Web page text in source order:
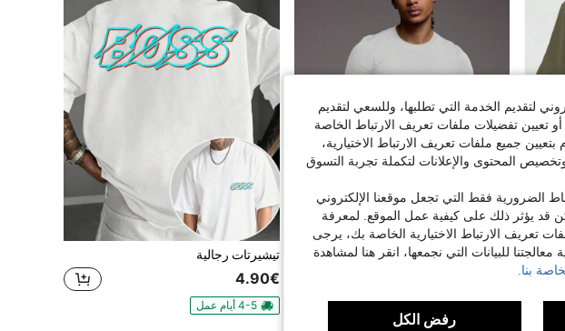
مانفينيتي هوم تي شيرت رجالي مقاس كبير كاجوال بلون موحد بأكمام قصيرة للصيف
4-5 أيام عمل
تيشيرتات رجالية
4.90€
4-5 أيام عمل
لتقديم الخدمة التي تطلبها، وللسعي لتقديم
تفضيلات ملفات تعريف الارتباط الخاصة
جميع ملفات تعريف الارتباط الاختيارية،
المحتوى والإعلانات لتكملة تجربة التسوق
الضرورية فقط التي تجعل موقعنا الإلكتروني
قد يؤثر ذلك على كيفية عمل الموقع. لمعرفة
تعريف الارتباط الاختيارية الخاصة بك، يرجى
للبيانات التي نجمعها، انقر هنا لمشاهدة
بنا.
رفض الكل